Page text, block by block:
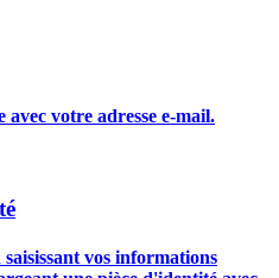
votre adresse e-mail.
vos informations